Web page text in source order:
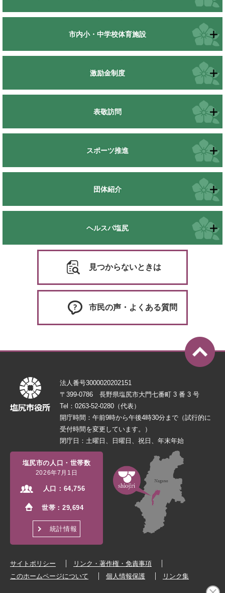
市内小・中学校体育施設
激励金制度
表敬訪問
スポーツ推進
団体紹介
ヘルスパ塩尻
見つからないときは
市民の声・よくある質問
法人番号3000020202151
〒399-0786 長野県塩尻市大門七番町 3 番 3 号
Tel：0263-52-0280（代表）
開庁時間：午前9時から午後4時30分まで（試行的に
受付時間を変更しています。）
閉庁日：土曜日、日曜日、祝日、年末年始
塩尻市の人口・世帯数
2026年7月1日
人口： 64,756
世帯：29,694
統計情報
サイトポリシー
リンク・著作権・免責事項
このホームページについて
個人情報保護 リンク集